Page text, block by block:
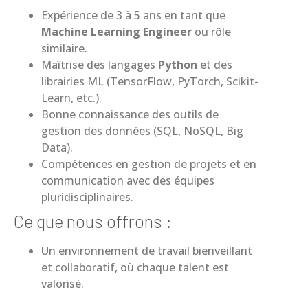
Expérience de 3 à 5 ans en tant que
Machine Learning Engineer ou rôle
similaire.
Maîtrise des langages Python et des
librairies ML (TensorFlow, PyTorch, Scikit-
Learn, etc.).
Bonne connaissance des outils de
gestion des données (SQL, NoSQL, Big
Data).
Compétences en gestion de projets et en
communication avec des équipes
pluridisciplinaires.
Ce que nous offrons :
Un environnement de travail bienveillant
et collaboratif, où chaque talent est
valorisé.